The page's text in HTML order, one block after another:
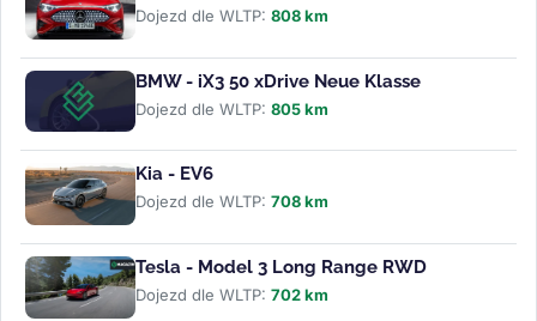
Dojezd dle WLTP: 808 km
BMW - iX3 50 xDrive Neue Klasse
Dojezd dle WLTP: 805 km
Kia - EV6
Dojezd dle WLTP: 708 km
Tesla - Model 3 Long Range RWD
Dojezd dle WLTP: 702 km